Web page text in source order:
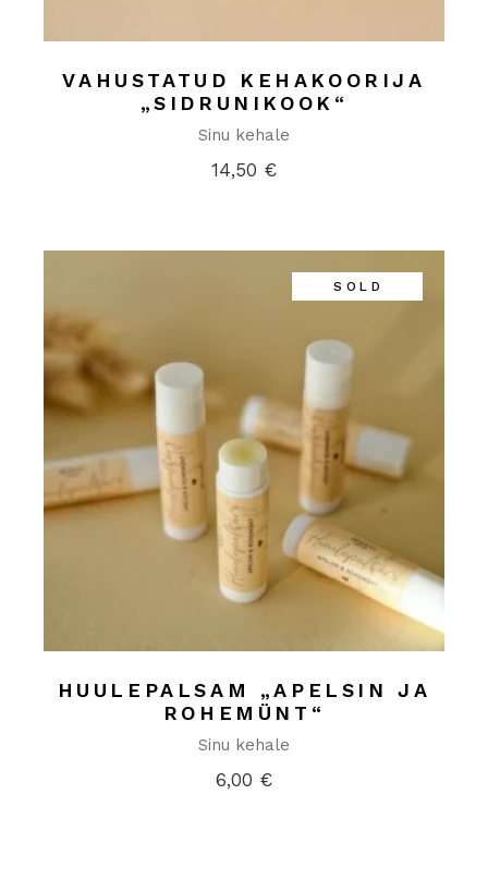
VAHUSTATUD KEHAKOORIJA
„SIDRUNIKOOK“
Sinu kehale
14,50 €
SOLD
HUULEPALSAM „APELSIN JA
ROHEMÜNT“
Sinu kehale
6,00 €